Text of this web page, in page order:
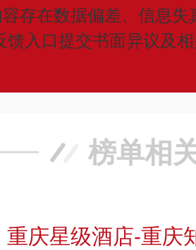
存在数据偏差、信息
馈入口提交书面异议及
榜单相
重庆星级酒店-重庆